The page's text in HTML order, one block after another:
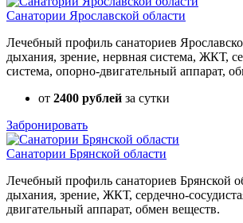
Санатории Ярославской области
Лечебный профиль санаториев
дыхания, зрение, нервная система, ЖКТ,
система, опорно-двигательный аппарат,
от 2400 рублей за сутки
Забронировать
Санатории Брянской области
Лечебный профиль санаториев Брянской
дыхания, зрение, ЖКТ, сердечно-
двигательный аппарат, обмен веществ.